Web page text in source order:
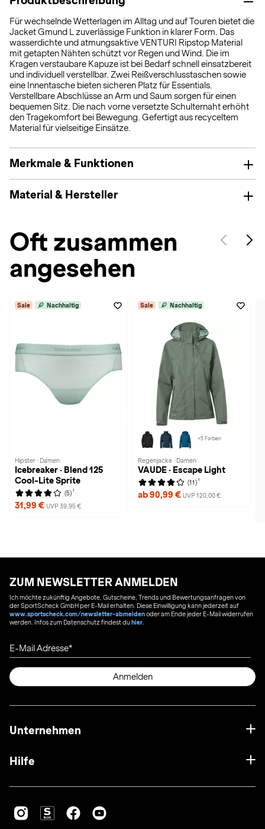
Für wechselnde Wetterlagen im Alltag und auf Touren bietet die
Jacket Gmund L zuverlässige Funktion in klarer Form. Das
wasserdichte und atmungsaktive VENTURI Ripstop Material
mit getapten Nähten schützt vor Regen und Wind. Die im
Kragen verstaubare Kapuze ist bei Bedarf schnell einsatzbereit
und individuell verstellbar. Zwei Reißverschlusstaschen sowie
eine Innentasche bieten sicheren Platz für Essentials.
Verstellbare Abschlüsse an Arm und Saum sorgen für einen
bequemen Sitz. Die nach vorne versetzte Schulternaht erhöht
den Tragekomfort bei Bewegung. Gefertigt aus recyceltem
Material für vielseitige Einsätze.
Merkmale & Funktionen
Material & Hersteller
Oft zusammen
angesehen
Sale Nachhaltig
Hipster · Damen
Icebreaker · Blend 125
Cool-Lite Sprite
(5) 1
31,99 € UVP 39,95 €
Sale Nachhaltig
+5 Farben
Regenjacke · Damen
VAUDE · Escape Light
(11) 1
ab 90,99 € UVP 120,00 €
ZUM NEWSLETTER ANMELDEN
Ich möchte zukünftig Angebote, Gutscheine, Trends und Bewertungsanfragen von
der SportScheck GmbH per E-Mail erhalten. Diese Einwilligung kann jederzeit auf
www.sportscheck.com/newsletter-abmeldenoder am Ende jeder E-Mail widerrufen
werden. Infos zum Datenschutz findest duhier
E-Mail Adresse
Anmelden
Unternehmen
Hilfe